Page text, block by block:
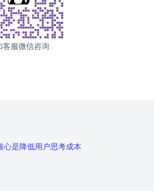
客服微信咨询
心是降低用户思考成本